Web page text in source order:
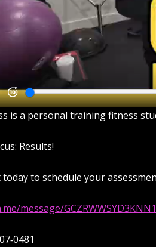
is a personal training fitness
Results!
today to schedule your
message/GCZRWWSYD3KNN1